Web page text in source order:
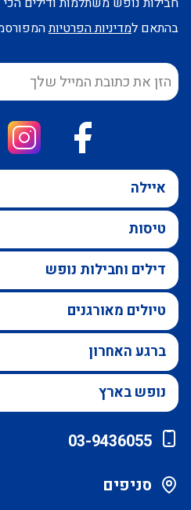
בהתאם למדיניות הפרטיות
איילה
טיסות
דילים וחבילות נופש
טיולים מאורגנים
ברגע האחרון
נופש בארץ
03-9436055
סניפים